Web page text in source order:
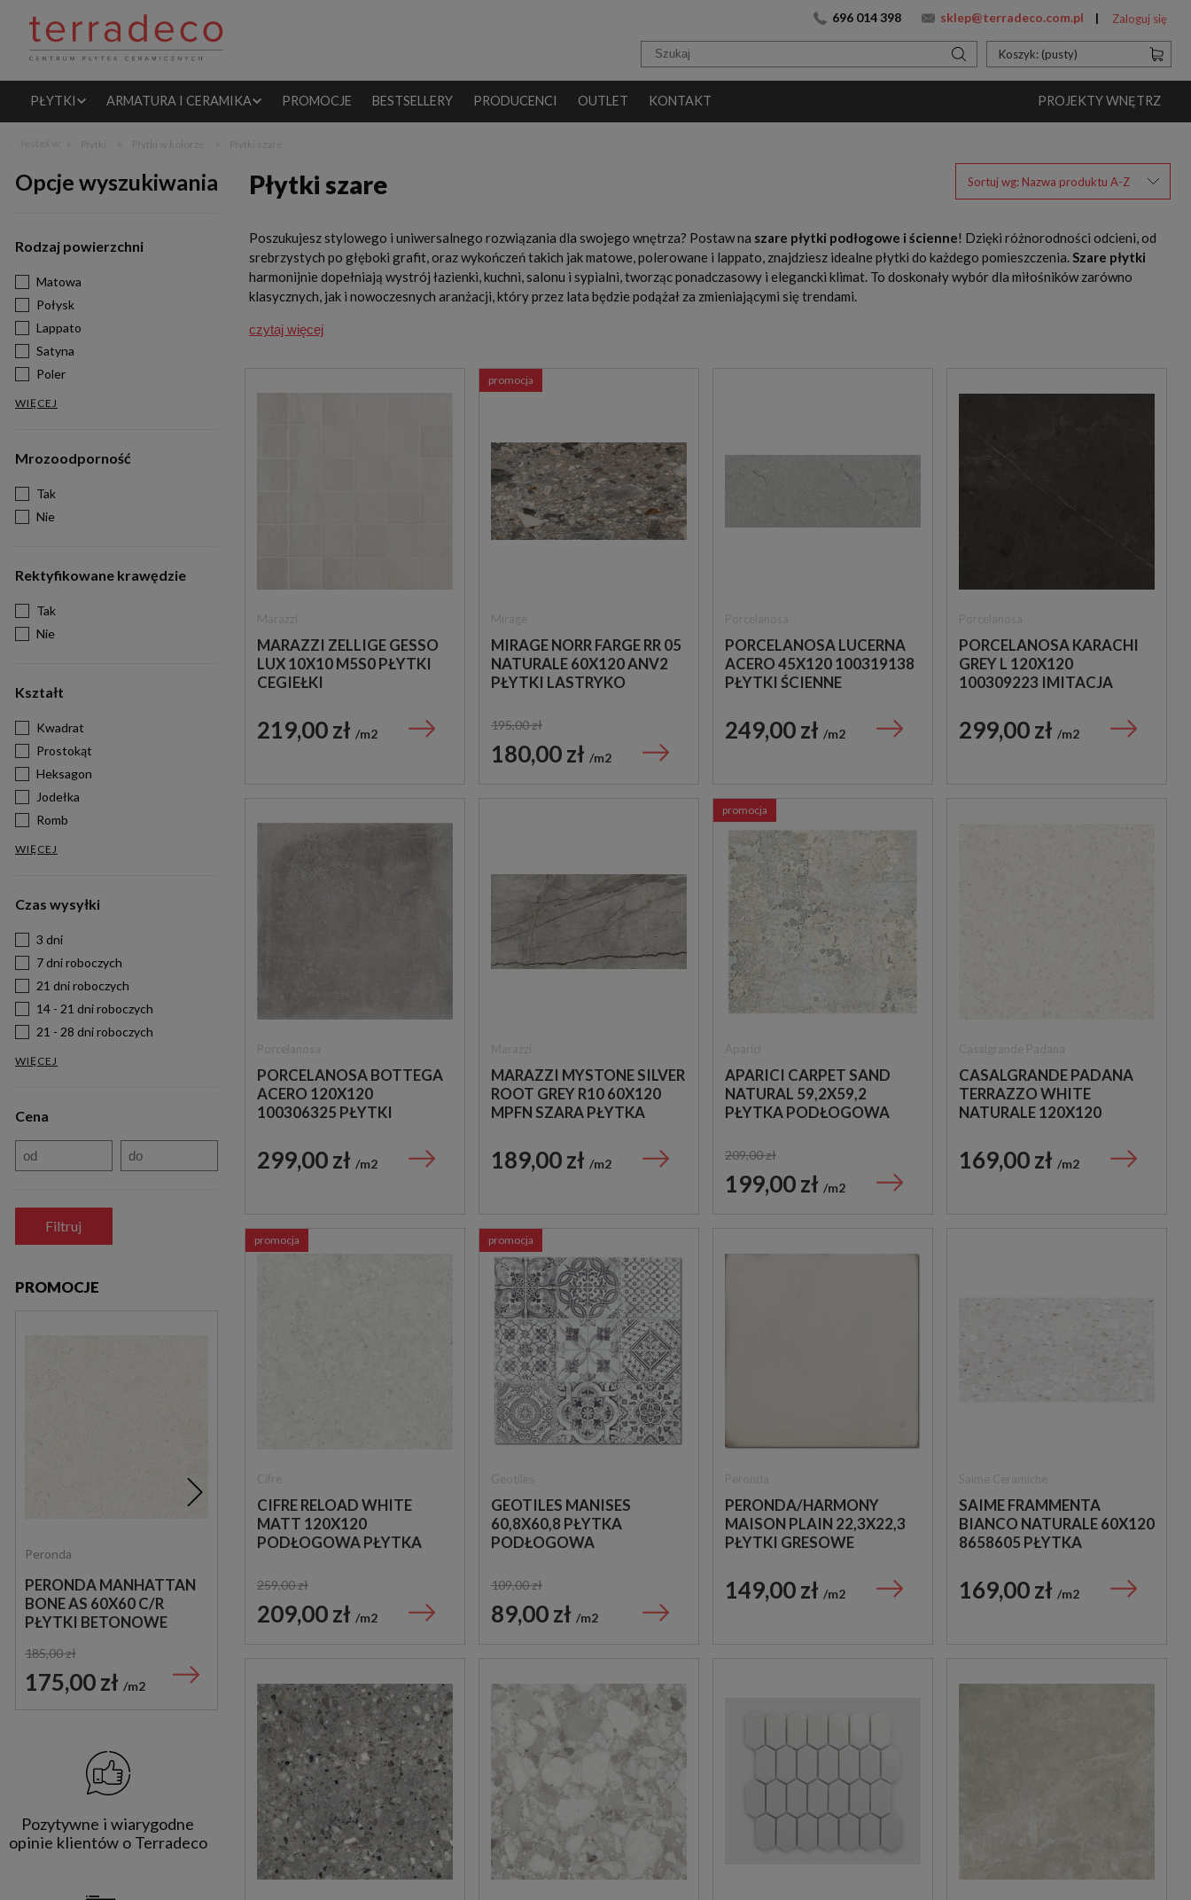
696 014 398 sklep@terradeco.com.pl Zaloguj się
Koszyk: (pusty)
PŁYTKI ARMATURA I CERAMIKA PROMOCJE BESTSELLERY PRODUCENCI OUTLET KONTAKT PROJEKTY WNĘTRZ
Opcje wyszukiwania
Rodzaj powierzchni
Matowa
Połysk
Lappato
Satyna
Poler
WIĘCEJ
Mrozoodporność
Tak
Nie
Rektyfikowane krawędzie
Tak
Nie
Kształt
Kwadrat
Prostokąt
Heksagon
Jodełka
Romb
WIĘCEJ
Czas wysyłki
3 dni
7 dni roboczych
21 dni roboczych
14 - 21 dni roboczych
21 - 28 dni roboczych
WIĘCEJ
Cena
Filtruj
PROMOCJE
Peronda
PERONDA MANHATTAN
BONE AS 60X60 C/R
PŁYTKI BETONOWE
185,00 zł
175,00 zł m2
KEROS TRIANA STAR
GRIS 25X25 PŁYTKA
GRESOWA
89,00 zł m2
CODICER HEX PEAK NERO
HEXAGONAL 25X22
OUTLET
99,00 zł m2
MAINZU ANTICATO
COLOR 20X20 PŁYTKI
ŚCIENNE
165,00 zł
PORCELANOSA
BOTTEGA WHITE 45X120
APARICI SAO LUIS
NATURAL 59,2X59,2
219,00 zł m2
Pozytywne i wiarygodne
opinie klientów o Terradeco
Płytki szare Sortuj wg: Nazwa produktu A-Z
Poszukujesz stylowego i uniwersalnego rozwiązania dla swojego wnętrza? Postaw na szare płytki podłogowe i ścienne! Dzięki różnorodności odcieni, od
srebrzystych po głęboki grafit, oraz wykończeń takich jak matowe, polerowane i lappato, znajdziesz idealne płytki do każdego pomieszczenia.Szare płytki
harmonijnie dopełniają wystrój łazienki, kuchni, salonu i sypialni, tworząc ponadczasowy i elegancki klimat. To doskonały wybór dla miłośników zarówno
klasycznych, jak i nowoczesnych aranżacji, który przez lata będzie podążał za zmieniającymi się trendami.
czytaj więcej
MARAZZI ZELLIGE GESSO
LUX 10X10 M5S0 PŁYTKI
CEGIEŁKI
219,00 zł m2
MIRAGE NORR FARGE RR 05
NATURALE 60X120 ANV2
PŁYTKI LASTRYKO
195,00 zł
180,00 zł m2
promocja
PORCELANOSA LUCERNA
ACERO 45X120 100319138
PŁYTKI ŚCIENNE
249,00 zł m2
PORCELANOSA KARACHI
GREY L 120X120
100309223 IMITACJA
299,00 zł m2
PORCELANOSA BOTTEGA
ACERO 120X120
100306325 PŁYTKI
299,00 zł m2
MARAZZI MYSTONE SILVER
ROOT GREY R10 60X120
MPFN SZARA PŁYTKA
IMITUJĄCA MARMUR
189,00 zł m2
APARICI CARPET SAND
NATURAL 59,2X59,2
PŁYTKA PODŁOGOWA
209,00 zł
199,00 zł m2
promocja
CASALGRANDE PADANA
TERRAZZO WHITE
NATURALE 120X120
IMITUJĄCE LASTRYKO
169,00 zł m2
CIFRE RELOAD WHITE
MATT 120X120
PODŁOGOWA PŁYTKA
259,00 zł
209,00 zł m2
promocja
GEOTILES MANISES
60,8X60,8 PŁYTKA
PODŁOGOWA
109,00 zł
89,00 zł m2
promocja
PERONDA/HARMONY
MAISON PLAIN 22,3X22,3
PŁYTKI GRESOWE
149,00 zł m2
SAIME FRAMMENTA
BIANCO NATURALE 60X120
8658605 PŁYTKA
169,00 zł m2